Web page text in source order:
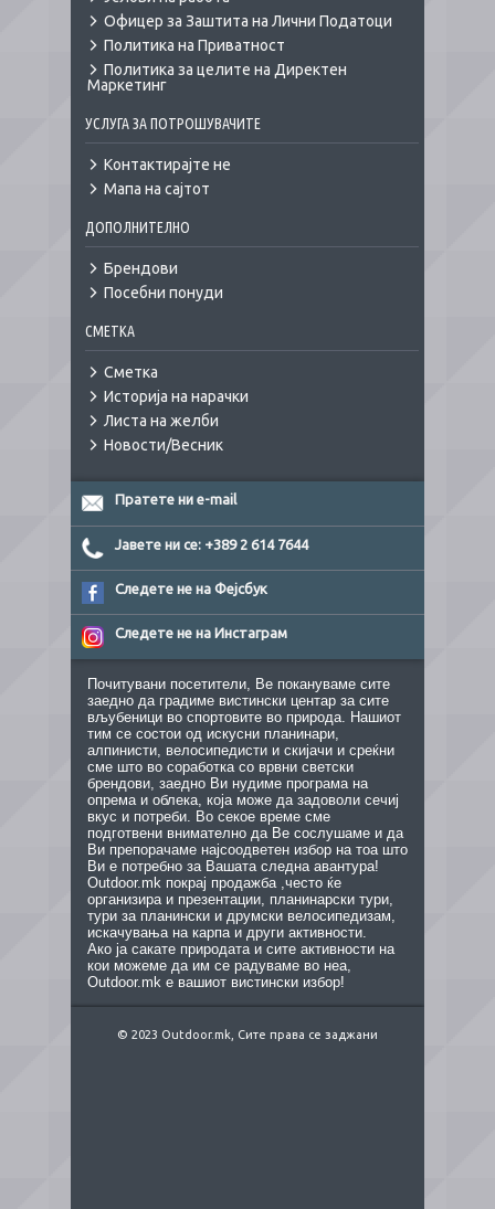
Офицер за Заштита на Лични Податоци
Политика на Приватност
Политика за целите на Директен
Маркетинг
УСЛУГА ЗА ПОТРОШУВАЧИТЕ
Контактирајте не
Мапа на сајтот
ДОПОЛНИТЕЛНО
Брендови
Посебни понуди
СМЕТКА
Сметка
Историја на нарачки
Листа на желби
Новости/Весник
Пратете ни e-mail
Јавете ни се: +389 2 614 7644
Следете не на Фејсбук
Следете не на Инстаграм
Почитувани посетители, Ве покануваме сите
заедно да градиме вистински центар за сите
вљубеници во спортовите во природа. Нашиот
тим се состои од искусни планинари,
алпинисти, велосипедисти и скијачи и среќни
сме што во соработка со врвни светски
брендови, заедно Ви нудиме програма на
опрема и облека, која може да задоволи сечиј
вкус и потреби. Во секое време сме
подготвени внимателно да Ве сослушаме и да
Ви препорачаме најсоодветен избор на тоа што
Ви е потребно за Вашата следна авантура!
Outdoor.mk покрај продажба ,често ќе
организира и презентации, планинарски тури,
тури за планински и друмски велосипедизам,
искачувања на карпа и други активности.
Ако ја сакате природата и сите активности на
кои можеме да им се радуваме во неа,
Outdoor.mk е вашиот вистински избор!
© 2023 Outdoor.mk, Сите права се заджани